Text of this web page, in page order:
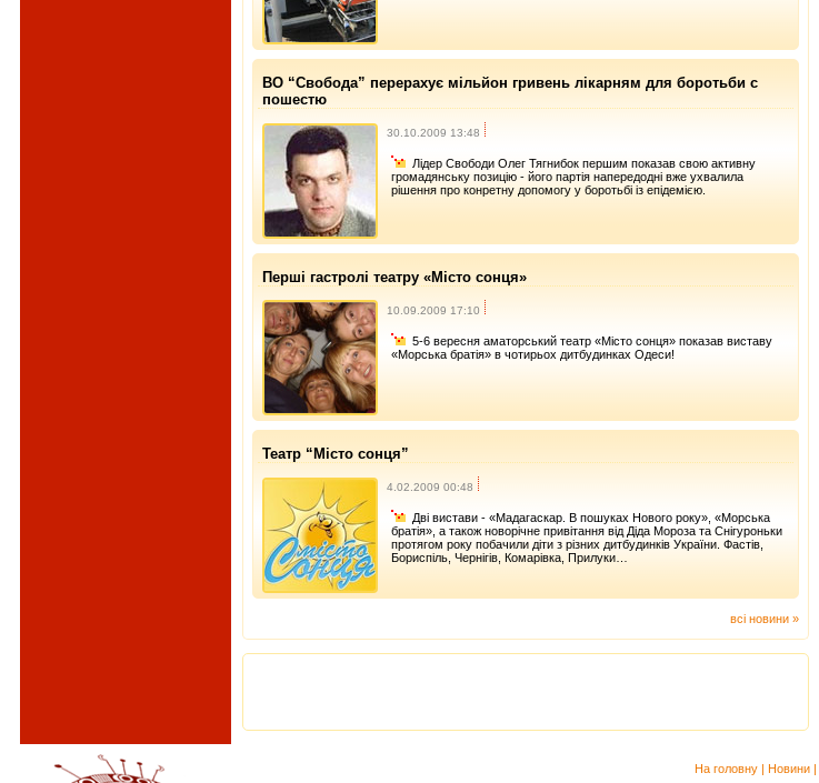
ВО “Свобода” перерахує мільйон гривень лікарням для боротьби с
пошестю
30.10.2009 13:48
Лідер Свободи Олег Тягнибок першим показав свою активну
громадянську позицію - його партія напередодні вже ухвалила
рішення про конретну допомогу у боротьбі із епідемією.
Перші гастролі театру «Місто сонця»
10.09.2009 17:10
5-6 вересня аматорський театр «Місто сонця» показав виставу
«Морська братія» в чотирьох дитбудинках Одеси!
Театр “Місто сонця”
4.02.2009 00:48
Дві вистави - «Мадагаскар. В пошуках Нового року», «Морська
братія», а також новорічне привітання від Діда Мороза та Снігуроньки
протягом року побачили діти з різних дитбудинків України. Фастів,
Бориспіль, Чернігів, Комарівка, Прилуки…
всі новини »
На головну | Новини |